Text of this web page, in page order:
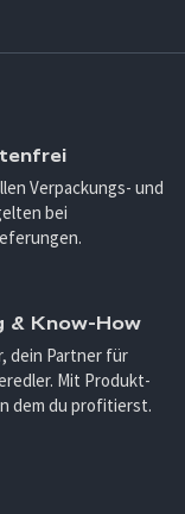
Verpackungs- und
bei
& Know-How
dein Partner für
Mit Produkt-
dem du profitierst.